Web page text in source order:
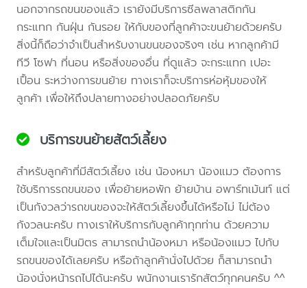
นอกจากรถขนของแล้ว เรายังมีบริการซีลพลาสติกกัน
กระแทก กันฝุ่น กันรอย ให้กับของที่ลูกค้าจะขนย้ายด้วยครับ
สิ่งนี้ก็ถือว่าจำเป็นสำหรับงานขนของจริงๆ เช่น หากลูกค้ามี
ทีวี โซฟา ที่นอน หรือสิ่งของอื่น ที่ดูแล้ว จะกระแทก เปอะ
เปื้อน ระหว่างการขนย้าย ทางเราก็จะบริการห่อหุ้มของให้
ลูกค้า เพื่อให้ถึงปลายทางอย่างปลอดภัยครับ
บริการขนย้ายสัตว์เลี้ยง
สำหรับลูกค้าที่มีสัตว์เลี้ยง เช่น น้องหมา น้องแมว ต้องการ
ใช้บริการรถขนของ เพื่อย้ายหอพัก ย้ายบ้าน อพาร์ทเม้นท์ แต่
เป็นกังวลว่ารถขนของจะให้สัตว์เลี้ยงขึ้นได้หรือไม่ ไม่ต้อง
กังวลนะครับ ทางเราให้บริการกับลูกค้าทุกท่าน ด้วยความ
เต็มใจและเป็นมิตร สามารถนำน้องหมา หรือน้องแมว ไปกับ
รถขนของได้เลยครับ หรือถ้าลูกค้านั่งไปด้วย ก็สามารถนำ
น้องนั่งหน้ารถไปได้นะครับ พนักงานเรารักสัตว์ทุกคนครับ ^^